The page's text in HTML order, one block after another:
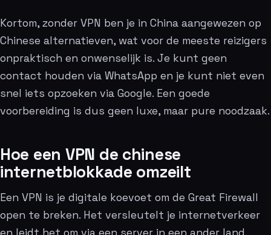
Kortom, zonder VPN ben je in China aangewezen op
Chinese alternatieven, wat voor de meeste reizigers
onpraktisch en onwenselijk is. Je kunt geen
contact houden via WhatsApp en je kunt niet even
snel iets opzoeken via Google. Een goede
voorbereiding is dus geen luxe, maar pure noodzaak.
Hoe een VPN de chinese
internetblokkade omzeilt
Een VPN is je digitale koevoet om de Great Firewall
open te breken. Het versleutelt je internetverkeer